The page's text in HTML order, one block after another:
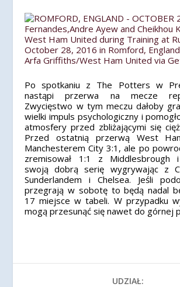
Po spotkaniu z The Potters w
nastąpi przerwa na mecze
Zwycięstwo w tym meczu dałoby
wielki impuls psychologiczny i
atmosfery przed zbliżającymi się
Przed ostatnią przerwą West
Manchesterem City 3:1, ale po
zremisował 1:1 z Middlesbrough i
swoją dobrą serię wygrywając z
Sunderlandem i Chelsea. Jeśli
przegrają w sobotę to będą nadal
17 miejsce w tabeli. W przypadku
mogą przesunąć się nawet do górnej
UDZIAŁ: